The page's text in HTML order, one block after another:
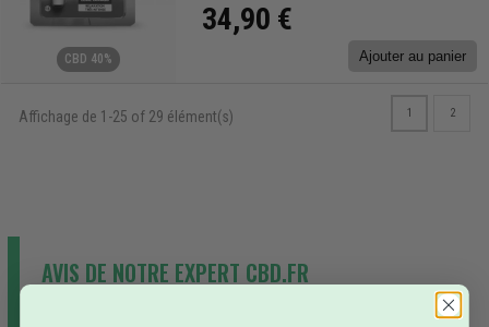
CBD 40%
34,90 €
Ajouter au panier
Affichage de 1-25 of 29 élément(s) 1 2
AVIS DE NOTRE EXPERT CBD.FR